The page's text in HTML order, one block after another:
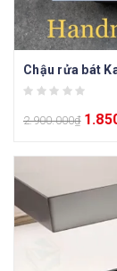
Chậu rửa bát
2.900.000₫